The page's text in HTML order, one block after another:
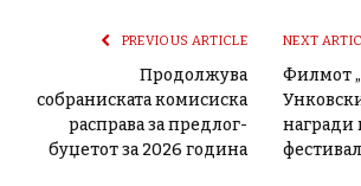
PREVIOUS ARTICLE
Продолжува
собраниската комисиска
расправа за предлог-
буџетот за 2026 година
NEXT
Филмот
награди